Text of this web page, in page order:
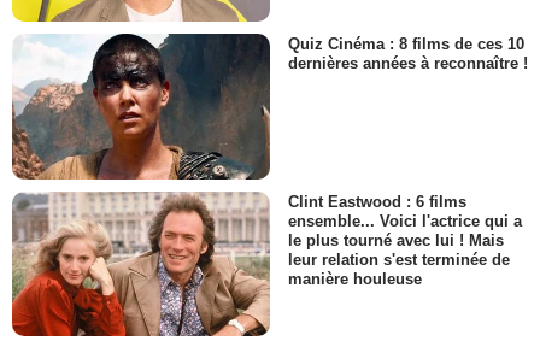
Quiz Cinéma : 8 films de ces 10
dernières années à reconnaître !
Clint Eastwood : 6 films
ensemble... Voici l'actrice qui a
le plus tourné avec lui ! Mais
leur relation s'est terminée de
manière houleuse